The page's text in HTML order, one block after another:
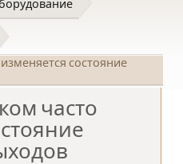
состояние
часто